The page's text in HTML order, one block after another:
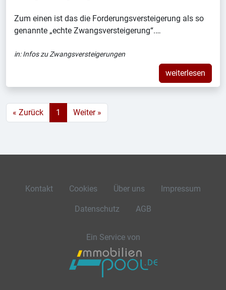
Zum einen ist das die Forderungsversteigerung als so
genannte „echte Zwangsversteigerung“.…
in:Infos zu Zwangsversteigerungen
weiterlesen
« Zurück 1 Weiter »
Kontakt Cookies Über uns Impressum
Datenschutz AGB
Ein Service von